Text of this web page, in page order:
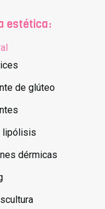
estética:
de glúteo
lipólisis
dérmicas